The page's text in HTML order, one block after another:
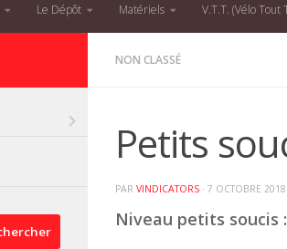
Le Dépôt Matériels V.T.T. (Vélo Tout
NON CLASSÉ
Petits
PAR VINDICATORS · 7 OCTOBRE 2018
Niveau petits soucis :